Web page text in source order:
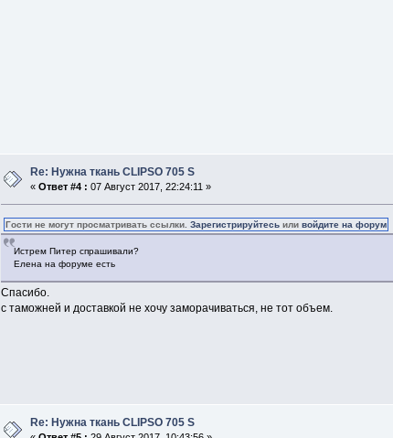
Re: Нужна ткань CLIPSO 705 S
« Ответ #4 : 07 Август 2017, 22:24:11 »
Гости не могут просматривать ссылки. Зарегистрируйтесьили войдите на форум
Истрем Питер спрашивали?
Елена на форуме есть
Спасибо.
с таможней и доставкой не хочу заморачиваться, не тот объем.
Re: Нужна ткань CLIPSO 705 S